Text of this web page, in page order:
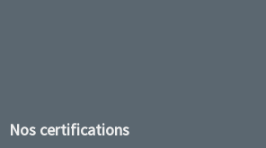
Nos certifications